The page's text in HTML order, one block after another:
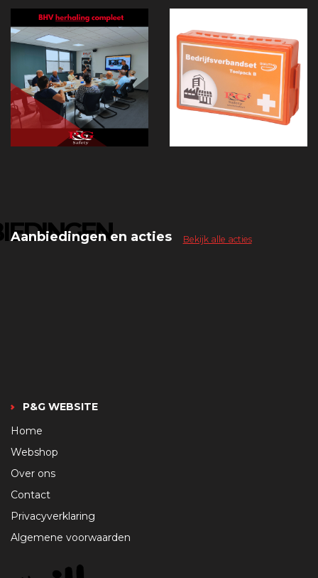
Aanbiedingen en acties Bekijk alle acties
P&G WEBSITE
Home
Webshop
Over ons
Contact
Privacyverklaring
Algemene voorwaarden